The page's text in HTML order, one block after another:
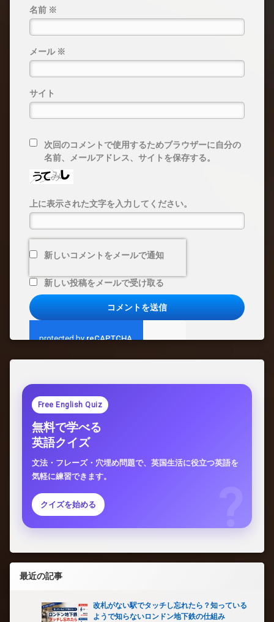
名前 ※
メール ※
サイト
次回のコメントで使用するためブラウザーに自分の
名前、メールアドレス、サイトを保存する。
上に表示された文字を入力してください。
新しいコメントをメールで通知
新しい投稿をメールで受け取る
Free English Quiz
無料で学べる
英語クイズ
文法・フレーズ・穴埋め問題で、英国生活に役立つ英語を
気軽に練習できます。
クイズを始める
最近の記事
改札がない駅でタッチし忘れたら？知っている
ようで知らないロンドン地下鉄の仕組み